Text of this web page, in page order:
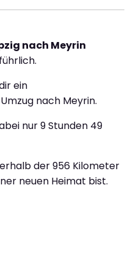
nach Meyrin
ein
nach Meyrin.
nur 9 Stunden 49
der 956 Kilometer
neuen Heimat bist.